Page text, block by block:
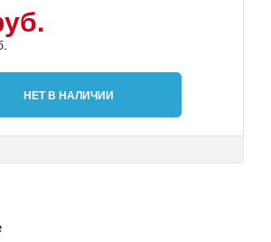
НЕТ В НАЛИЧИИ